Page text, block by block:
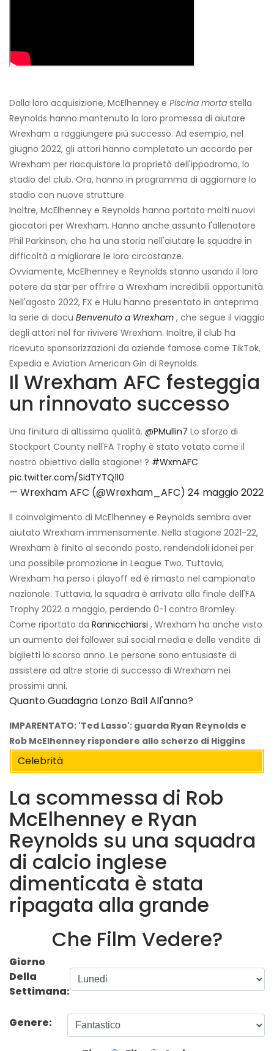
Dalla loro acquisizione, McElhenney e Piscina morta stella
Reynolds hanno mantenuto la loro promessa di aiutare
Wrexham a raggiungere più successo. Ad esempio, nel
giugno 2022, gli attori hanno completato un accordo per
Wrexham per riacquistare la proprietà dell'ippodromo, lo
stadio del club. Ora, hanno in programma di aggiornare lo
stadio con nuove strutture.
Inoltre, McElhenney e Reynolds hanno portato molti nuovi
giocatori per Wrexham. Hanno anche assunto l'allenatore
Phil Parkinson, che ha una storia nell'aiutare le squadre in
difficoltà a migliorare le loro circostanze.
Ovviamente, McElhenney e Reynolds stanno usando il loro
potere da star per offrire a Wrexham incredibili opportunità.
Nell'agosto 2022, FX e Hulu hanno presentato in anteprima
la serie di docu Benvenuto a Wrexham , che segue il viaggio
degli attori nel far rivivere Wrexham. Inoltre, il club ha
ricevuto sponsorizzazioni da aziende famose come TikTok,
Expedia e Aviation American Gin di Reynolds.
Il Wrexham AFC festeggia
un rinnovato successo
Una finitura di altissima qualità. @PMullin7 Lo sforzo di
Stockport County nell'FA Trophy è stato votato come il
nostro obiettivo della stagione! ? #WxmAFC
pic.twitter.com/SidTYTQ1l0
— Wrexham AFC (@Wrexham_AFC) 24 maggio 2022
Il coinvolgimento di McElhenney e Reynolds sembra aver
aiutato Wrexham immensamente. Nella stagione 2021-22,
Wrexham è finito al secondo posto, rendendoli idonei per
una possibile promozione in League Two. Tuttavia,
Wrexham ha perso i playoff ed è rimasto nel campionato
nazionale. Tuttavia, la squadra è arrivata alla finale dell'FA
Trophy 2022 a maggio, perdendo 0-1 contro Bromley.
Come riportato da Rannicchiarsi , Wrexham ha anche visto
un aumento dei follower sui social media e delle vendite di
biglietti lo scorso anno. Le persone sono entusiaste di
assistere ad altre storie di successo di Wrexham nei
prossimi anni.
Quanto Guadagna Lonzo Ball All'anno?
IMPARENTATO: 'Ted Lasso': guarda Ryan Reynolds e
Rob McElhenney rispondere allo scherzo di Higgins
Celebrità
La scommessa di Rob
McElhenney e Ryan
Reynolds su una squadra
di calcio inglese
dimenticata è stata
ripagata alla grande
Che Film Vedere?
Giorno
Della
Settimana:
Genere: